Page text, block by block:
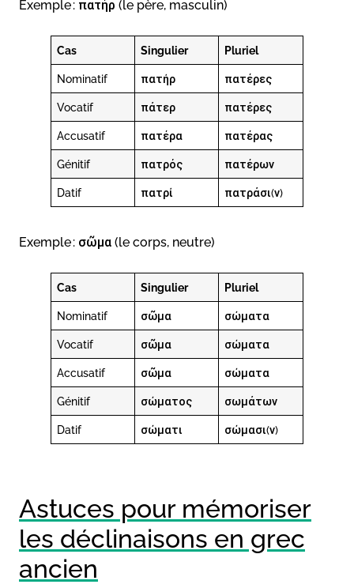
Exemple : πατήρ (le père, masculin)
Cas Singulier Pluriel
Nominatif πατήρ πατέρες
Vocatif πάτερ πατέρες
Accusatif πατέρα πατέρας
Génitif πατρός πατέρων
Datif πατρί πατράσι(ν)
Exemple : σῶμα (le corps, neutre)
Cas Singulier Pluriel
Nominatif σῶμα σώματα
Vocatif σῶμα σώματα
Accusatif σῶμα σώματα
Génitif σώματος σωμάτων
Datif σώματι σώμασι(ν)
Astuces pour mémoriser
les déclinaisons en grec
ancien